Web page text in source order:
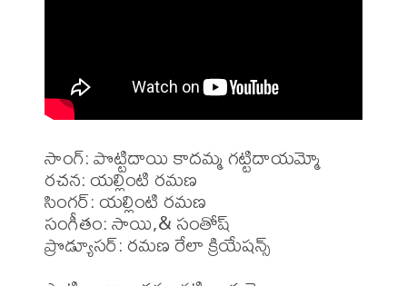
సాంగ్: పొట్టిదాయి కాదమ్మ గట్టిదాయమ్మో
రచన: యల్లింటి రమణ
సింగర్: యల్లింటి రమణ
సంగీతం: సాయి,& సంతోష్
ప్రొడ్యూసర్: రమణ రేలా క్రియేషన్స్